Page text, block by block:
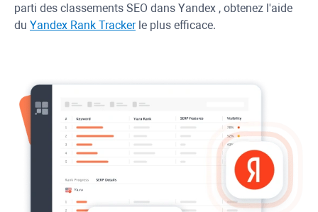
parti des classements SEO dans Yandex , obtenez l'aide
du Yandex Rank Trackerle plus efficace.